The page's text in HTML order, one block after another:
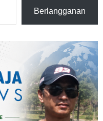
Berlangganan